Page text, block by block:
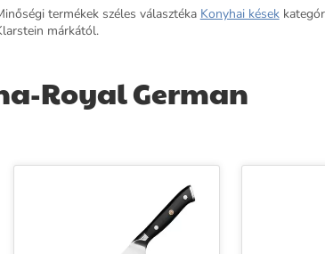
termékek széles választéka Konyhai kések
márkától.
Royal German